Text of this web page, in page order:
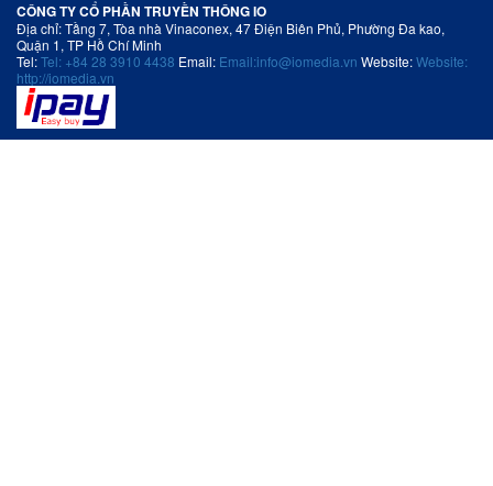
CÔNG TY CỔ PHẦN TRUYỀN THÔNG IO
Địa chỉ: Tầng 7, Tòa nhà Vinaconex, 47 Điện Biên Phủ, Phường Đa kao,
Quận 1, TP Hồ Chí Minh
Tel:Tel: +84 28 3910 4438 Email: Email:info@iomedia.vn Website:Website:
http://iomedia.vn